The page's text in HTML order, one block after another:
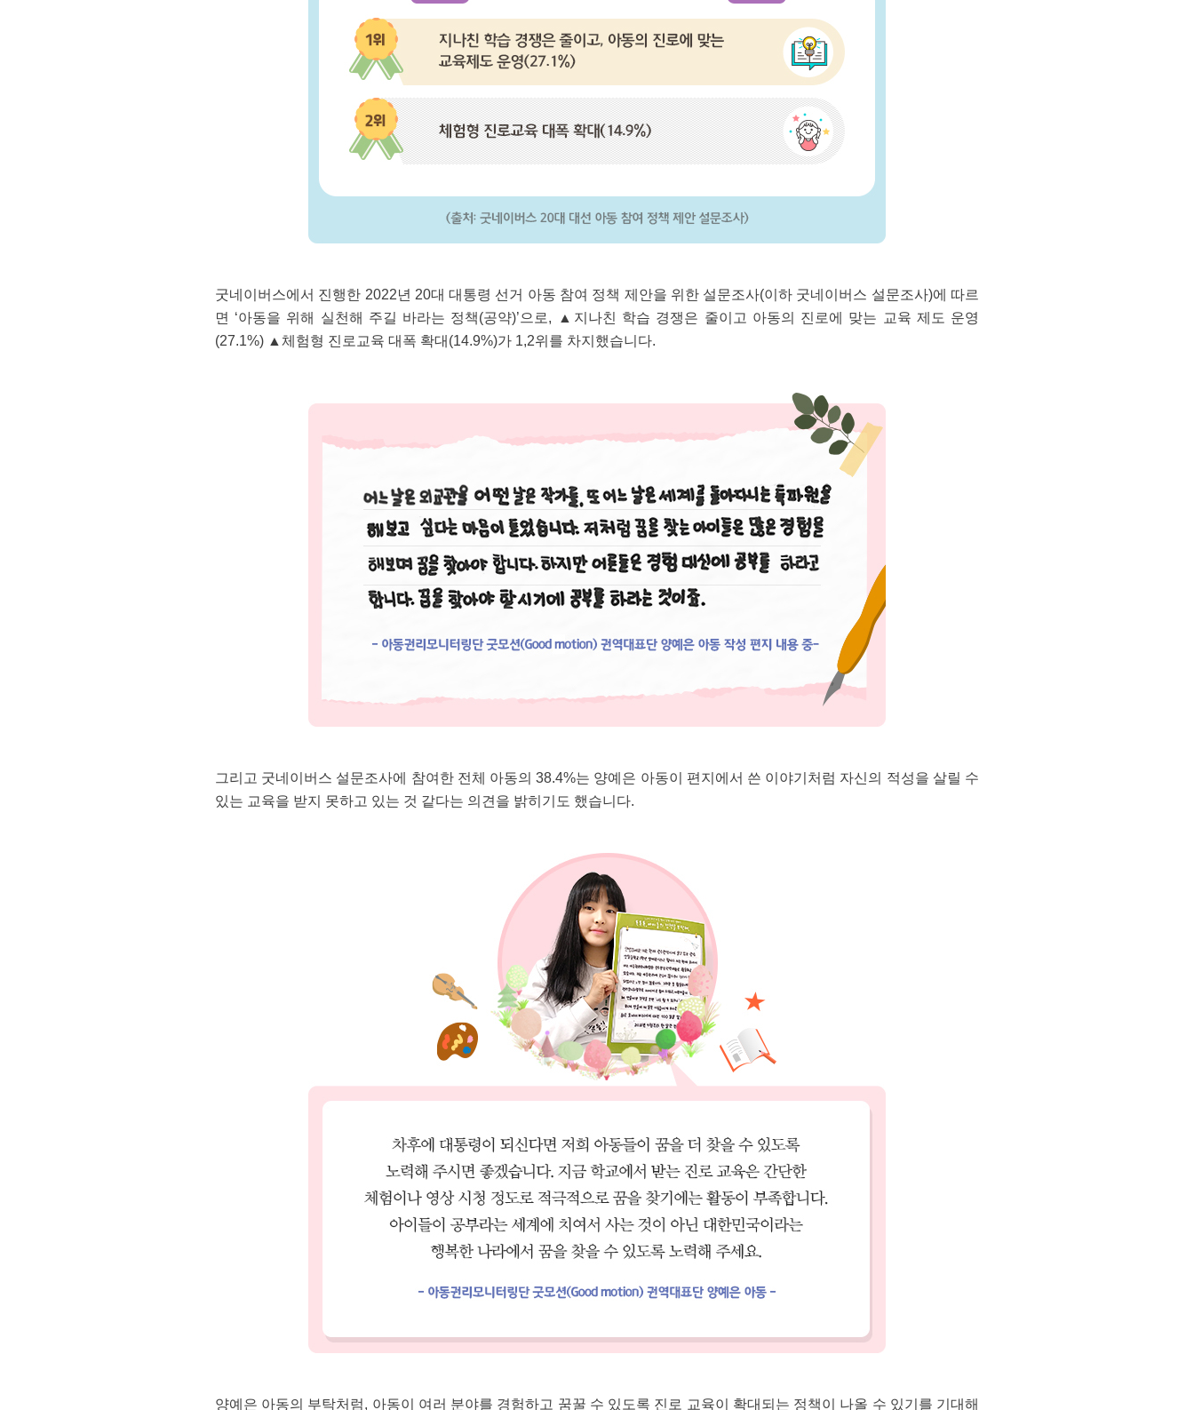
굿네이버스에서 진행한 2022년 20대 대통령 선거 아동 참여 정책 제안을 위한 설문조사(이하 굿네이버스 설문조사)에 따르
면 ‘아동을 위해 실천해 주길 바라는 정책(공약)’으로, ▲지나친 학습 경쟁은 줄이고 아동의 진로에 맞는 교육 제도 운영
(27.1%) ▲체험형 진로교육 대폭 확대(14.9%)가 1,2위를 차지했습니다.
그리고 굿네이버스 설문조사에 참여한 전체 아동의 38.4%는 양예은 아동이 편지에서 쓴 이야기처럼 자신의 적성을 살릴 수
있는 교육을 받지 못하고 있는 것 같다는 의견을 밝히기도 했습니다.
양예은 아동의 부탁처럼, 아동이 여러 분야를 경험하고 꿈꿀 수 있도록 진로 교육이 확대되는 정책이 나올 수 있기를 기대해